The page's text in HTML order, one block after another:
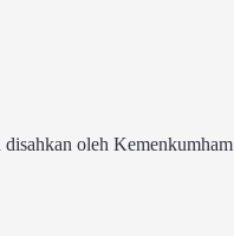
oleh Kemenkumham